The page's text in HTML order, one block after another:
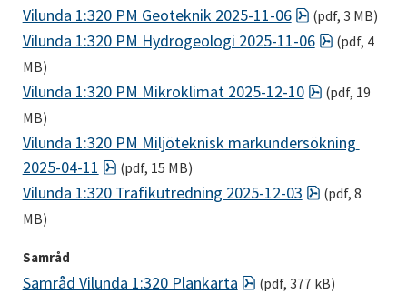
Vilunda 1:320 PM Geoteknik 2025-11-06 pdf, 3 MB.
(pdf, 3 MB)
Vilunda 1:320 PM Hydrogeologi 2025-11-06 pdf, 4 MB.
(pdf, 4
MB)
Vilunda 1:320 PM Mikroklimat 2025-12-10 pdf, 19 MB.
(pdf, 19
MB)
Vilunda 1:320 PM Miljöteknisk markundersökning
2025-04-11
pdf, 15 MB.
(pdf, 15 MB)
Vilunda 1:320 Trafikutredning 2025-12-03 pdf, 8 MB.
(pdf, 8
MB)
Samråd
Samråd Vilunda 1:320 Plankarta pdf, 377 kB.
(pdf, 377 kB)